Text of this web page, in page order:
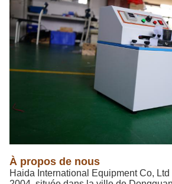
À propos de nous
Haida International Equipment Co, Ltd